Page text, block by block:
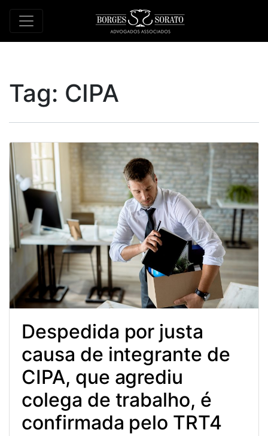
Tag: CIPA
Despedida por justa
causa de integrante de
CIPA, que agrediu
colega de trabalho, é
confirmada pelo TRT4